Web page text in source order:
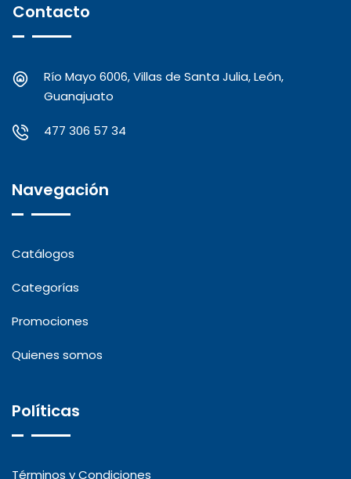
Contacto
Río Mayo 6006, Villas de Santa Julia, León,
Guanajuato
477 306 57 34
Navegación
Catálogos
Categorías
Promociones
Quienes somos
Políticas
Términos y Condiciones